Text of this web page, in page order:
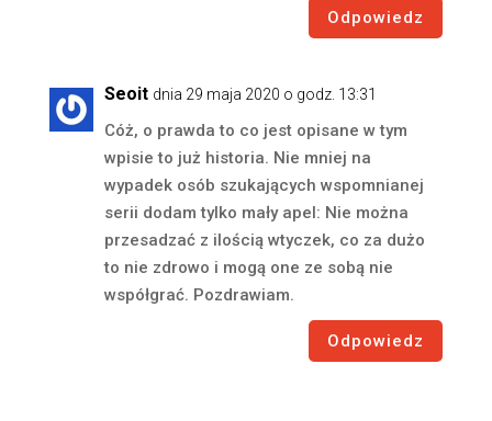
Odpowiedz
Seoit dnia 29 maja 2020 o godz. 13:31
Cóż, o prawda to co jest opisane w tym
wpisie to już historia. Nie mniej na
wypadek osób szukających wspomnianej
serii dodam tylko mały apel: Nie można
przesadzać z ilością wtyczek, co za dużo
to nie zdrowo i mogą one ze sobą nie
współgrać. Pozdrawiam.
Odpowiedz